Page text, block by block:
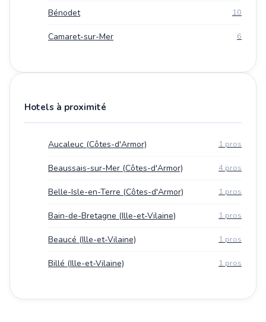
Bénodet 10
Camaret-sur-Mer 6
Hotels à proximité
Aucaleuc (Côtes-d'Armor) 1 pros
Beaussais-sur-Mer (Côtes-d'Armor) 4 pros
Belle-Isle-en-Terre (Côtes-d'Armor) 1 pros
Bain-de-Bretagne (Ille-et-Vilaine) 1 pros
Beaucé (Ille-et-Vilaine) 1 pros
Billé (Ille-et-Vilaine) 1 pros